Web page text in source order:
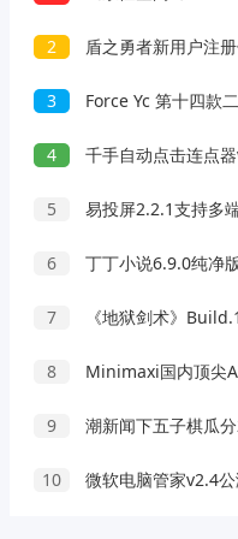
2 盾之勇者新用户注
3 Force Yc 第十四款
4 千手自动点击连点
5 易投屏2.2.1支持多
6 丁丁小说6.9.0纯净
7 《地狱剑术》
8 Minimaxi国内顶尖
9 潮新闻下五子棋瓜分20万支
10 微软电脑管家v2.4